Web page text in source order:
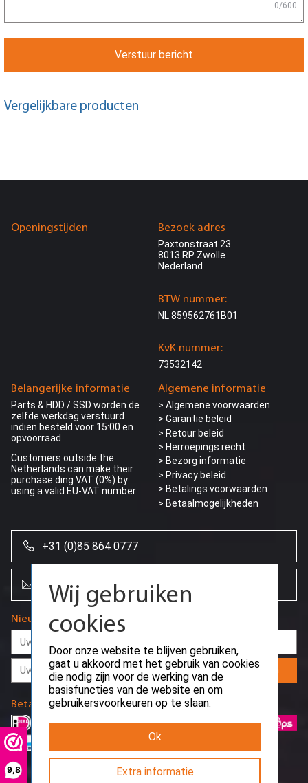
9,8
0/600
Verstuur bericht
Vergelijkbare producten
Openingstijden
Belangerijke informatie
Parts & HDD / SSD worden de
zelfde werkdag verstuurd
indien besteld voor 15:00 en
opvoorraad
Customers outside the
Netherlands can make their
purchase ding VAT (0%) by
using a valid EU-VAT number
Algemene informatie
> Algemene voorwaarden
> Garantie beleid
> Retour beleid
> Herroepings recht
> Bezorg informatie
> Privacy beleid
> Betalings voorwaarden
> Betaalmogelijkheden
Bezoek adres
Paxtonstraat 23
8013 RP Zwolle
Nederland
BTW nummer:
NL 859562761B01
KvK nummer:
73532142
+31 (0)85 864 0777
info@creoserver.com
Nieuwsbrief
Aanmelden
Betaalmethodes
Wij gebruiken
cookies
Door onze website te blijven gebruiken,
gaat u akkoord met het gebruik van cookies
die nodig zijn voor de werking van de
basisfuncties van de website en om
gebruikersvoorkeuren op te slaan.
Ok
Extra informatie